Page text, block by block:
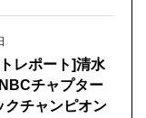
レポート]清水
チャプター
クチャンピオン